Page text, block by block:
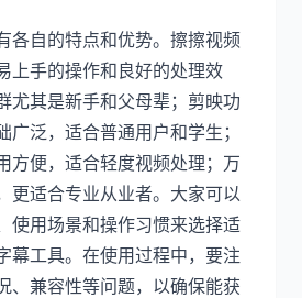
各自的特点和优势。擦擦视频
上手的操作和良好的处理效
尤其是新手和父母辈；剪映功
广泛，适合普通用户和学生；
方便，适合轻度视频处理；万
更适合专业从业者。大家可以
使用场景和操作习惯来选择适
幕工具。在使用过程中，要注
、兼容性等问题，以确保能获